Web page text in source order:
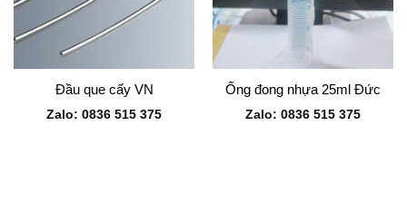
Đầu que cấy VN
Zalo: 0836 515 375
Ống đong nhựa 25ml Đức
Zalo: 0836 515 375